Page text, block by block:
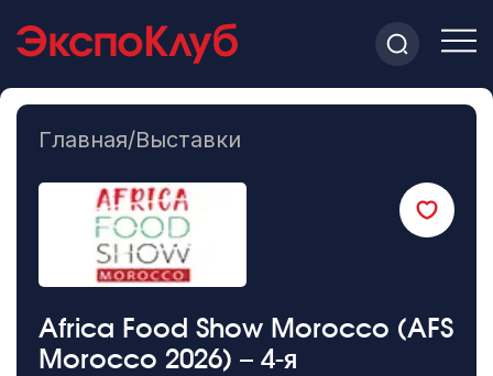
Главная/Выставки
Africa Food Show Morocco (AFS
Morocco 2026) – 4-я